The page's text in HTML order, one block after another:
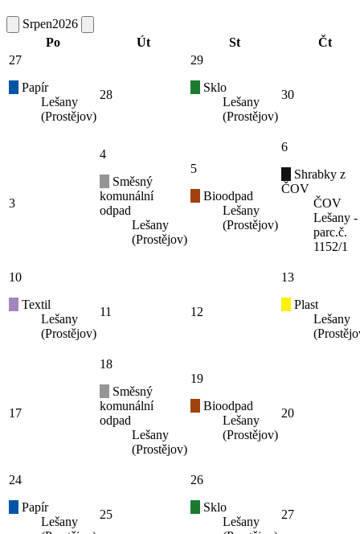
Srpen2026
Po
Út St
Čt
27
Papír
Lešany
(Prostějov)
28
29
Sklo
Lešany
(Prostějov)
30
3
4
Směsný
komunální
odpad
Lešany
(Prostějov)
5
Bioodpad
Lešany
(Prostějov)
6
Shrabky z
ČOV
ČOV
Lešany -
parc.č.
1152/1
10
Textil
Lešany
(Prostějov)
11 12
13
Plast
Lešany
17
18
Směsný
komunální
odpad
Lešany
(Prostějov)
19
Bioodpad
Lešany
(Prostějov)
20
24
Papír
Lešany
25
26
Sklo
Lešany
27